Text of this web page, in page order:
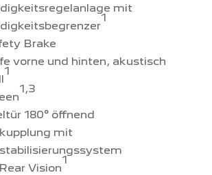
mit
1
Brake
vorne und hinten, akustisch
1
1,3
180° öffnend
mit
Vision
1